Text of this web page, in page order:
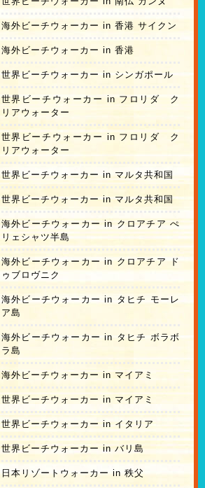
海外ビーチウォーカー in 香港 サイクン
海外ビーチウォーカー in 香港
世界ビーチウォーカー in シンガポール
世界ビーチウォーカー in フロリダ ク
リアウォーター
世界ビーチウォーカー in フロリダ ク
リアウォーター
世界ビーチウォーカー in マルタ共和国
世界ビーチウォーカー in マルタ共和国
海外ビーチウォーカー in クロアチア ぺ
リェシャツ半島
海外ビーチウォーカー in クロアチア ド
ゥブロヴニク
海外ビーチウォーカー in タヒチ モーレ
ア島
海外ビーチウォーカー in タヒチ ボラボ
ラ島
海外ビーチウォーカー in マイアミ
世界ビーチウォーカー in マイアミ
世界ビーチウォーカー in イタリア
世界ビーチウォーカー in バリ島
日本リゾートウォーカー in 秩父